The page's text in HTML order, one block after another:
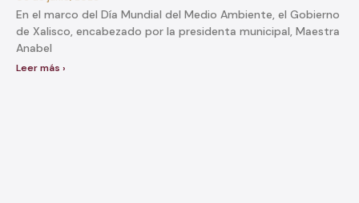
En el marco del Día Mundial del Medio Ambiente, el Gobierno
de Xalisco, encabezado por la presidenta municipal, Maestra
Anabel
Leer más ›